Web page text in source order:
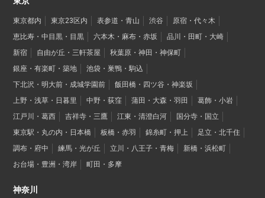
東京都内 東京23区内 表参道・青山 渋谷
原宿・代々木
恵比寿・中目黒・目黒
六本木・麻布・赤坂
品川・田町・大崎
新宿
自由が丘・三軒茶屋
秋葉原・神田・神保町
銀座・有楽町・築地
池袋・巣鴨・駒込
下北沢・明大前・成城学園前
飯田橋・四ツ谷・神楽坂
上野・浅草・日暮里
中野・荻窪 蒲田・大森・羽田
葛飾・小岩
江戸川・葛西
吉祥寺・三鷹 江東・清澄白河
国分寺・国立
東京駅・丸の内・日本橋
板橋・赤羽 錦糸町・押上
足立・北千住
調布・府中
練馬・光が丘 立川・八王子・青梅
新橋・浜松町
お台場・豊洲・湾岸
町田・多摩
神奈川